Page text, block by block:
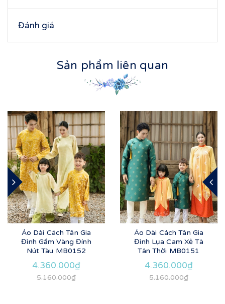
Đánh giá
Sản phẩm liên quan
Áo Dài Cách Tân Gia
Đình Gấm Vàng Đính
Nút Tàu MB0152
4.360.000₫
5.160.000₫
Áo Dài Cách Tân Gia
Đình Lụa Cam Xẻ Tà
Tân Thời MB0151
4.360.000₫
5.160.000₫